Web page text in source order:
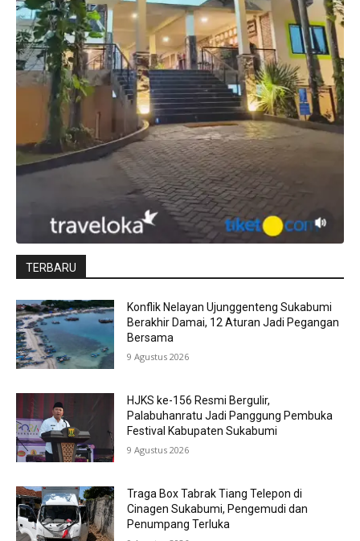
TERBARU
Konflik Nelayan Ujunggenteng Sukabumi
Berakhir Damai, 12 Aturan Jadi Pegangan
Bersama
9 Agustus 2026
HJKS ke-156 Resmi Bergulir,
Palabuhanratu Jadi Panggung Pembuka
Festival Kabupaten Sukabumi
9 Agustus 2026
Traga Box Tabrak Tiang Telepon di
Cinagen Sukabumi, Pengemudi dan
Penumpang Terluka